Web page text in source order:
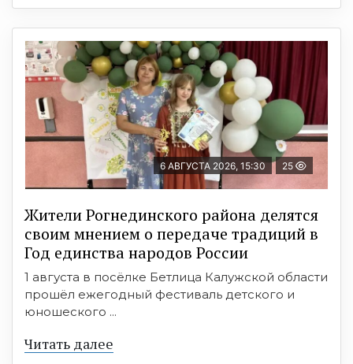
6 АВГУСТА 2026, 15:30 25
Жители Рогнединского района делятся
своим мнением о передаче традиций в
Год единства народов России
1 августа в посёлке Бетлица Калужской области
прошёл ежегодный фестиваль детского и
юношеского ...
Читать далее